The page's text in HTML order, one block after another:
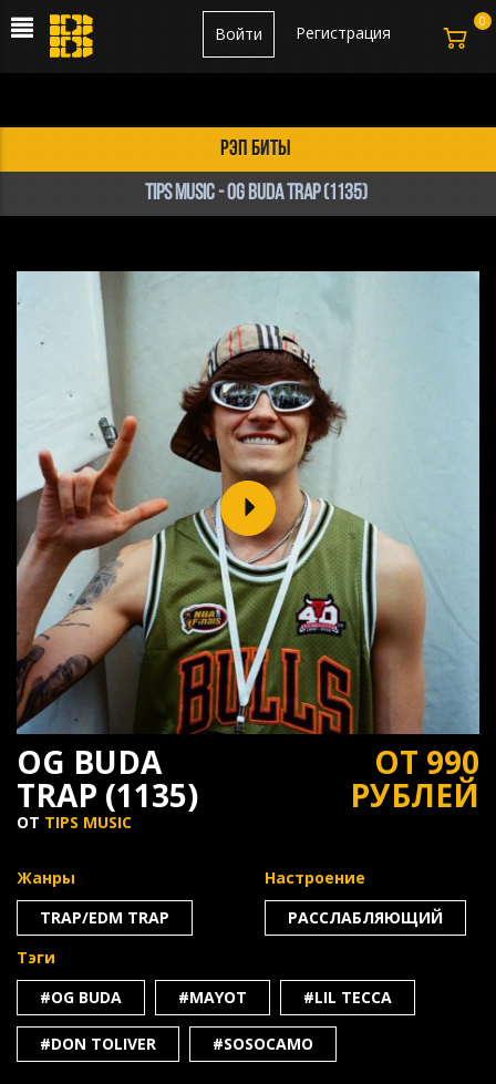
Регистрация
Войти
рэп биты
TIPS MUSIC - OG BUDA TRAP (1135)
OG BUDA
TRAP (1135)
ОТ TIPS MUSIC
ОТ 990
РУБЛЕЙ
Жанры
TRAP/EDM TRAP
Настроение
РАССЛАБЛЯЮЩИЙ
Тэги
#OG BUDA
#MAYOT #LIL TECCA
#DON TOLIVER #SOSOCAMO
0